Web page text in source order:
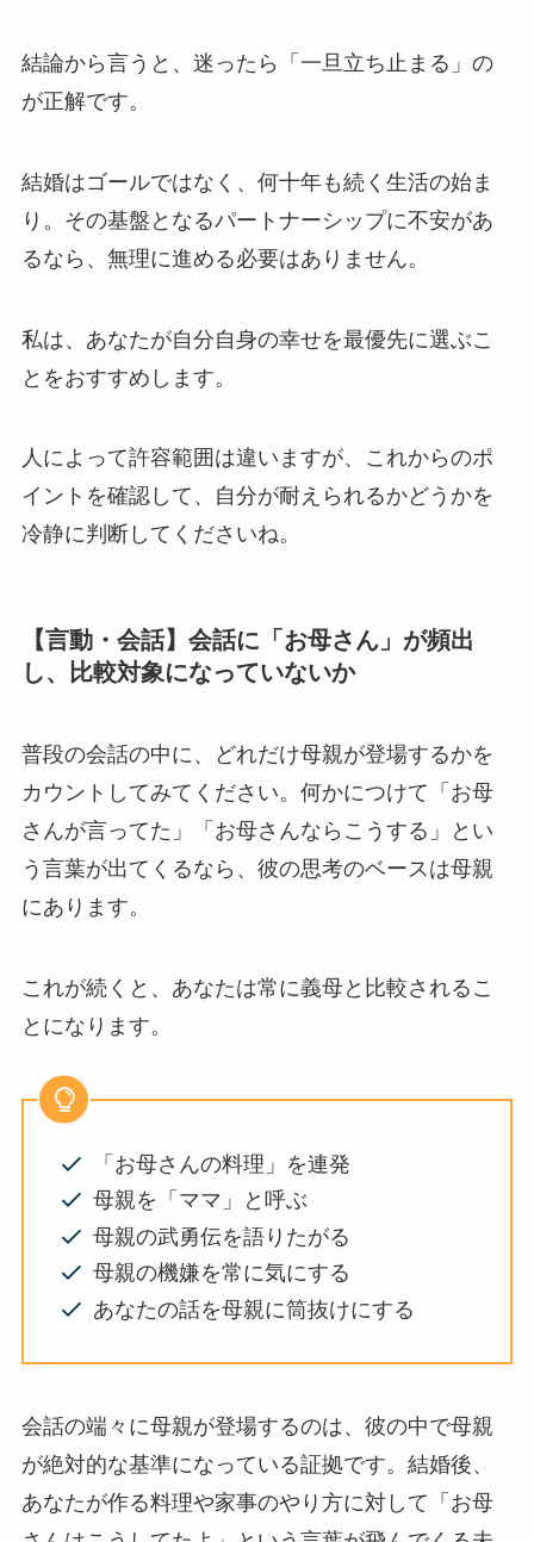
結論から言うと、迷ったら「一旦立ち止まる」の
が正解です。
結婚はゴールではなく、何十年も続く生活の始ま
り。その基盤となるパートナーシップに不安があ
るなら、無理に進める必要はありません。
私は、あなたが自分自身の幸せを最優先に選ぶこ
とをおすすめします。
人によって許容範囲は違いますが、これからのポ
イントを確認して、自分が耐えられるかどうかを
冷静に判断してくださいね。
【言動・会話】会話に「お母さん」が頻出
し、比較対象になっていないか
普段の会話の中に、どれだけ母親が登場するかを
カウントしてみてください。何かにつけて「お母
さんが言ってた」「お母さんならこうする」とい
う言葉が出てくるなら、彼の思考のベースは母親
にあります。
これが続くと、あなたは常に義母と比較されるこ
とになります。
「お母さんの料理」を連発
母親を「ママ」と呼ぶ
母親の武勇伝を語りたがる
母親の機嫌を常に気にする
あなたの話を母親に筒抜けにする
会話の端々に母親が登場するのは、彼の中で母親
が絶対的な基準になっている証拠です。結婚後、
あなたが作る料理や家事のやり方に対して「お母